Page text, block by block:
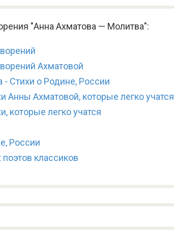
"Анна Ахматова — Молитва":
Ахматовой
- Стихи о Родине, России
Анны Ахматовой, которые легко учатся
которые легко учатся
России
классиков